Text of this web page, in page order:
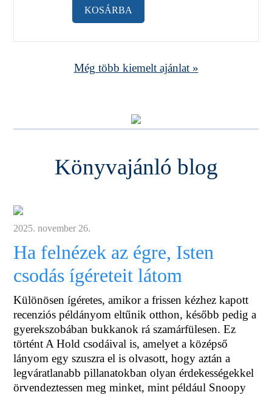
KOSÁRBA
Még több kiemelt ajánlat »
Könyvajánló blog
2025. november 26.
Ha felnézek az égre, Isten
csodás ígéreteit látom
Különösen ígéretes, amikor a frissen kézhez kapott
recenziós példányom eltűnik otthon, később pedig a
gyerekszobában bukkanok rá szamárfülesen. Ez
történt A Hold csodáival is, amelyet a középső
lányom egy szuszra el is olvasott, hogy aztán a
legváratlanabb pillanatokban olyan érdekességekkel
örvendeztessen meg minket, mint például Snoopy